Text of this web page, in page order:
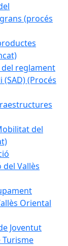
(procés
del reglament
(Procés
del
del Vallès
Oriental
Joventut
Turisme